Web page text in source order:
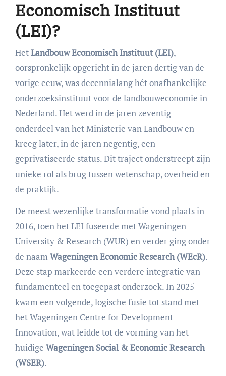
Economisch Instituut
(LEI)?
HetLandbouw Economisch Instituut (LEI),
oorspronkelijk opgericht in de jaren dertig van de
vorige eeuw, was decennialang hét onafhankelijke
onderzoeksinstituut voor de landbouweconomie in
Nederland. Het werd in de jaren zeventig
onderdeel van het Ministerie van Landbouw en
kreeg later, in de jaren negentig, een
geprivatiseerde status. Dit traject onderstreept zijn
unieke rol als brug tussen wetenschap, overheid en
de praktijk.
De meest wezenlijke transformatie vond plaats in
2016, toen het LEI fuseerde met Wageningen
University & Research (WUR) en verder ging onder
de naamWageningen Economic Research (WEcR).
Deze stap markeerde een verdere integratie van
fundamenteel en toegepast onderzoek. In 2025
kwam een volgende, logische fusie tot stand met
het Wageningen Centre for Development
Innovation, wat leidde tot de vorming van het
huidige Wageningen Social & Economic Research
(WSER).